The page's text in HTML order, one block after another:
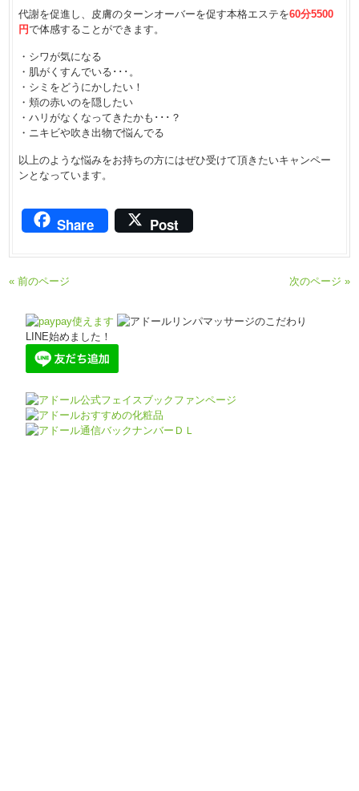
代謝を促進し、皮膚のターンオーバーを促す本格エステを60分5500
円で体感することができます。
・シワが気になる
・肌がくすんでいる･･･。
・シミをどうにかしたい！
・頬の赤いのを隠したい
・ハリがなくなってきたかも･･･？
・ニキビや吹き出物で悩んでる
以上のような悩みをお持ちの方にはぜひ受けて頂きたいキャンペー
ンとなっています。
Share Post
« 前のページ 次のページ »
LINE始めました！